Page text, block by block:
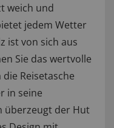
weich und
jedem Wetter
ist von sich aus
Sie das wertvolle
Reisetasche
in seine
überzeugt der Hut